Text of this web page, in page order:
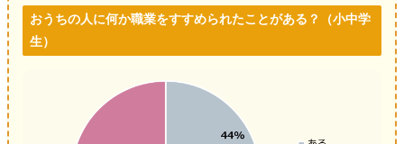
おうちの人に何か職業をすすめられたことがある？（小中学
生）